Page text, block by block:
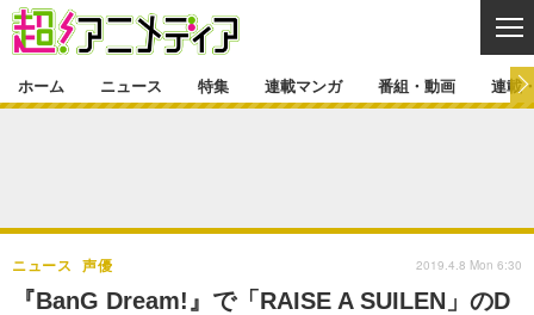
ゲーム・アプリ マンガ
特集一覧 カバー
連載マンガ
番組・動画
ホーム ニュース 特集 連載マンガ 番組・動画 連載
『BanG Dream!』で「RAISE A SUILEN」のD
ニュース 声優 2019.4.8 Mon 6:30